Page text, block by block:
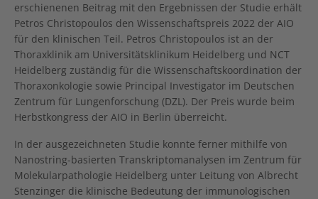
erschienenen Beitrag mit den Ergebnissen der Studie erhält
Petros Christopoulos den Wissenschaftspreis 2022 der AIO
für den klinischen Teil. Petros Christopoulos ist an der
Thoraxklinik am Universitätsklinikum Heidelberg und NCT
Heidelberg zuständig für die Wissenschaftskoordination der
Thoraxonkologie sowie Principal Investigator im Deutschen
Zentrum für Lungenforschung (DZL). Der Preis wurde beim
Herbstkongress der AIO in Berlin überreicht.
In der ausgezeichneten Studie konnte ferner mithilfe von
Nanostring-basierten Transkriptomanalysen im Zentrum für
Molekularpathologie Heidelberg unter Leitung von Albrecht
Stenzinger die klinische Bedeutung der immunologischen